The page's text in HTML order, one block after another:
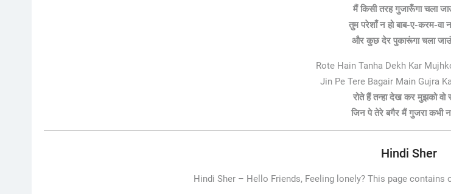
मैं किसी तरह गुजारूँगा चला
तुम परेशाँ न हो बाब-ए-करम-वा
और कुछ देर पुकारूंगा चला
Rote Hain Tanha Dekh Kar
Jin Pe Tere Bagair Main Gujra
रोते हैं तन्हा देख कर मुझको वो
जिन पे तेरे बगैर मैं गुजरा कभी
Hindi Sher
Hindi Sher – Hello Friends, Feeling lonely? This page